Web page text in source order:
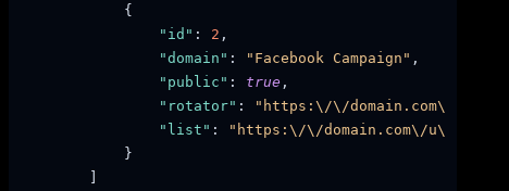
{
"id" : 2 ,
"domain" : "Facebook Campaign" ,
"public" : true ,
"rotator" :
"https:\/\/domain.com\/r\/
"list" :
"https:\/\/domain.com\/u\/
}
]